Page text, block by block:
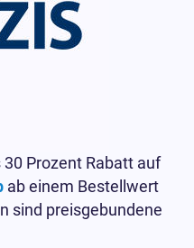
Prozent Rabatt auf
ab einem Bestellwert
sind preisgebundene